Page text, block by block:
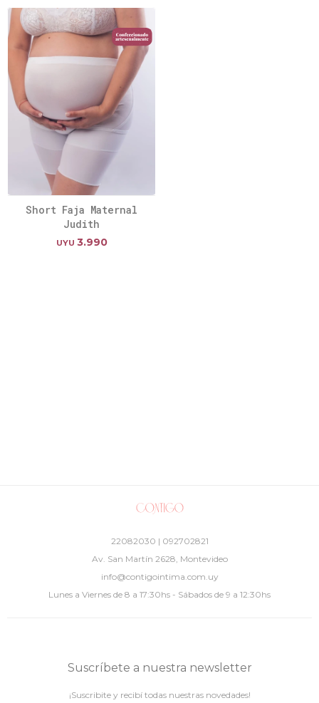
Short Faja Maternal
Judith
UYU 3.990
22082030 | 092702821
Av. San Martín 2628, Montevideo
info@contigointima.com.uy
Lunes a Viernes de 8 a 17:30hs - Sábados de 9 a 12:30hs
Suscríbete a nuestra newsletter
¡Suscribite y recibí todas nuestras novedades!